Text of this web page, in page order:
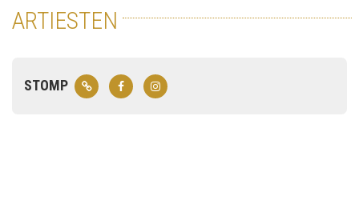
ARTIESTEN
STOMP